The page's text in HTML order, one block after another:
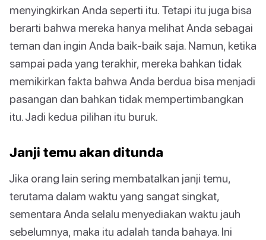
menyingkirkan Anda seperti itu. Tetapi itu juga bisa
berarti bahwa mereka hanya melihat Anda sebagai
teman dan ingin Anda baik-baik saja. Namun, ketika
sampai pada yang terakhir, mereka bahkan tidak
memikirkan fakta bahwa Anda berdua bisa menjadi
pasangan dan bahkan tidak mempertimbangkan
itu. Jadi kedua pilihan itu buruk.
Janji temu akan ditunda
Jika orang lain sering membatalkan janji temu,
terutama dalam waktu yang sangat singkat,
sementara Anda selalu menyediakan waktu jauh
sebelumnya, maka itu adalah tanda bahaya. Ini